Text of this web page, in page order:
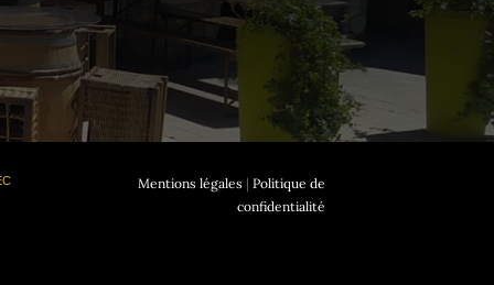
Mentions légales | Politique de
confidentialité